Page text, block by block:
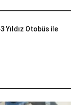
Yıldız Otobüs ile